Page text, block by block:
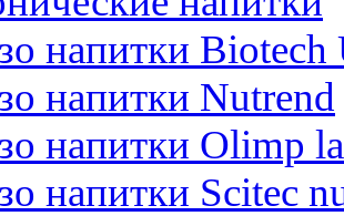
напитки Biotech
напитки Nutrend
напитки Olimp
напитки Scitec